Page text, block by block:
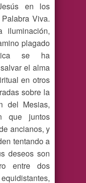
en los
Viva.
plagado
se ha
el alma
en otros
sobre la
del Mesias,
que juntos
ancianos, y
tentando a
deseos son
entre dos